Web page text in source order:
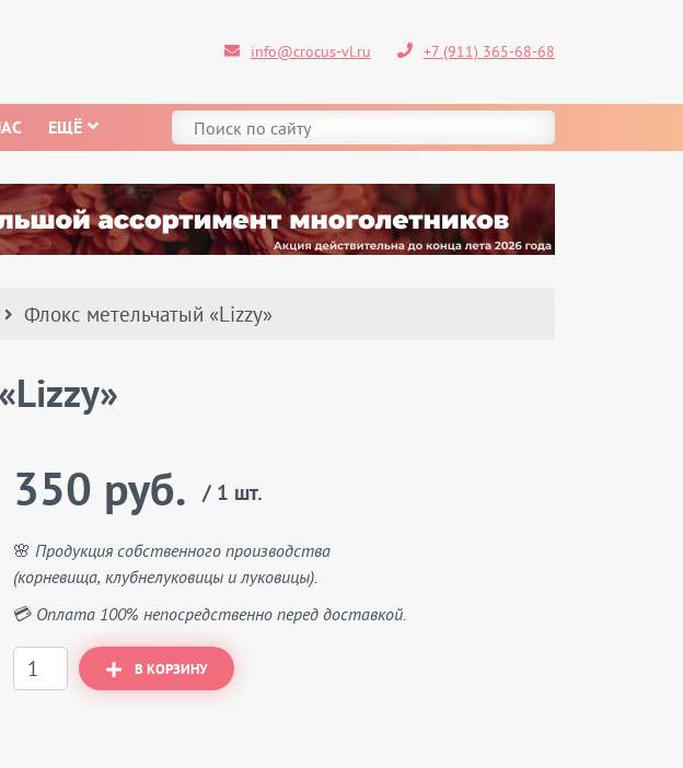
info@crocus-vl.ru +7 (911) 365-68-68
ЕЩЁ
Флокс метельчатый «Lizzy»
350 руб. / 1 шт.
🌸 Продукция собственного производства
(корневища, клубнелуковицы и луковицы).
💳 Оплата 100% непосредственно перед доставкой.
В КОРЗИНУ